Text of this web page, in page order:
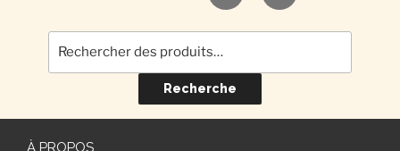
Recherche
À PROPOS